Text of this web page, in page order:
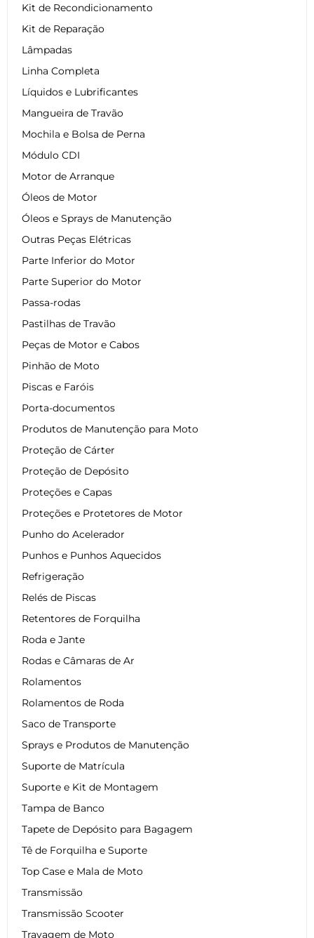
Kit de Recondicionamento
Kit de Reparação
Lâmpadas
Linha Completa
Líquidos e Lubrificantes
Mangueira de Travão
Mochila e Bolsa de Perna
Módulo CDI
Motor de Arranque
Óleos de Motor
Óleos e Sprays de Manutenção
Outras Peças Elétricas
Parte Inferior do Motor
Parte Superior do Motor
Passa-rodas
Pastilhas de Travão
Peças de Motor e Cabos
Pinhão de Moto
Piscas e Faróis
Porta-documentos
Produtos de Manutenção para Moto
Proteção de Cárter
Proteção de Depósito
Proteções e Capas
Proteções e Protetores de Motor
Punho do Acelerador
Punhos e Punhos Aquecidos
Refrigeração
Relés de Piscas
Retentores de Forquilha
Roda e Jante
Rodas e Câmaras de Ar
Rolamentos
Rolamentos de Roda
Saco de Transporte
Sprays e Produtos de Manutenção
Suporte de Matrícula
Suporte e Kit de Montagem
Tampa de Banco
Tapete de Depósito para Bagagem
Tê de Forquilha e Suporte
Top Case e Mala de Moto
Transmissão
Transmissão Scooter
Travagem de Moto